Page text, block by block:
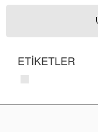
ETİKETLER